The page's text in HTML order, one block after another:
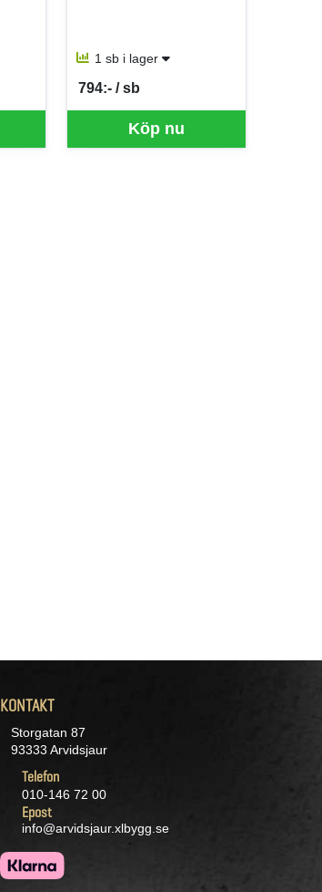
1 sb i lager
Köp nu
794:- / sb
SEK per SB
KONTAKT
Storgatan 87
93333 Arvidsjaur
Telefon
010-146 72 00
Epost
info@arvidsjaur.xlbygg.se